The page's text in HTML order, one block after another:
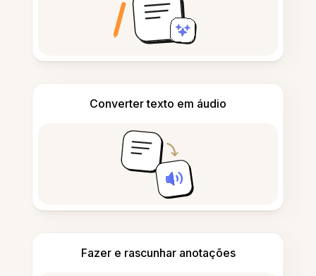
Converter texto em áudio
Fazer e rascunhar anotações